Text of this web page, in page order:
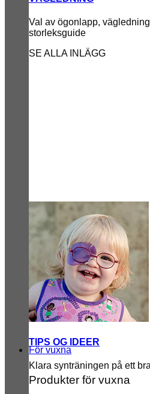
Val av ögonlapp,
storleksguide
SE ALLA INLÄGG
TIPS OG IDEER
Klara synträningen på ett
För vuxna
Produkter för vuxna